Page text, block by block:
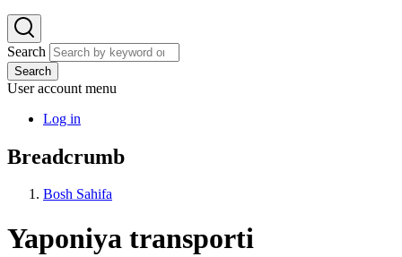
Search
Search
User account menu
Log in
Breadcrumb
Bosh Sahifa
Yaponiya transporti